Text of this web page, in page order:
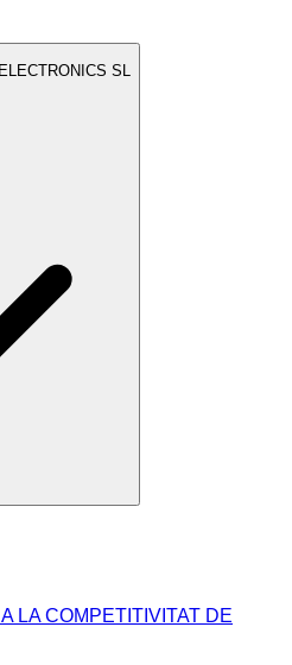
SL
LA COMPETITIVITAT DE